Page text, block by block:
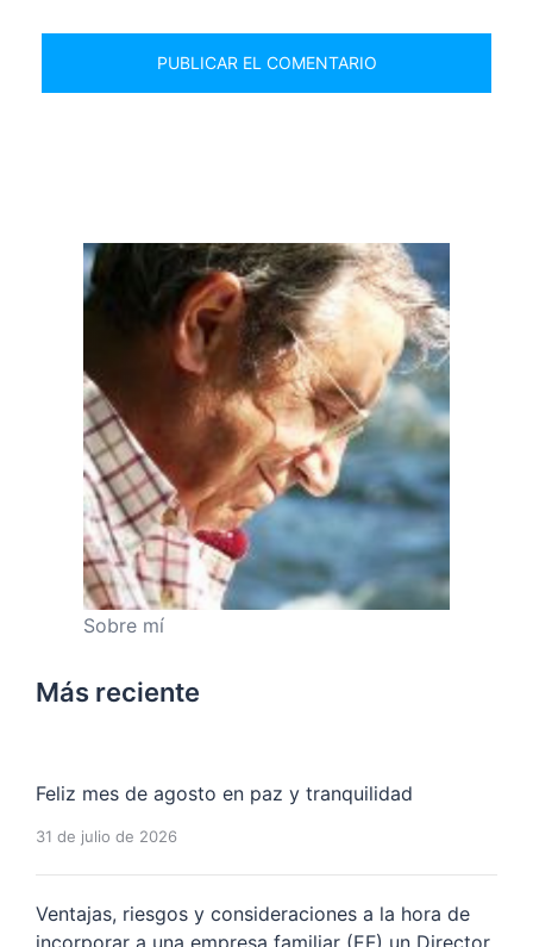
Sobre mí
Más reciente
Feliz mes de agosto en paz y tranquilidad
31 de julio de 2026
Ventajas, riesgos y consideraciones a la hora de